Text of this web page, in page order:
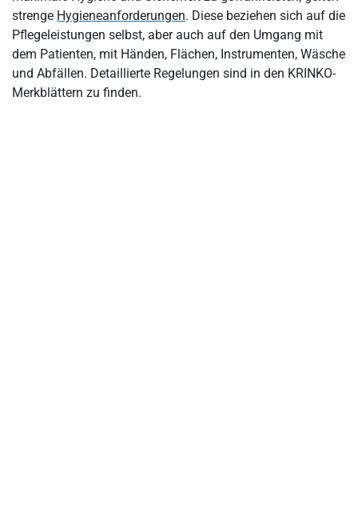
strenge Hygieneanforderungen. Diese beziehen sich auf die
Pflegeleistungen selbst, aber auch auf den Umgang mit
dem Patienten, mit Händen, Flächen, Instrumenten, Wäsche
und Abfällen. Detaillierte Regelungen sind in den KRINKO-
Merkblättern zu finden.